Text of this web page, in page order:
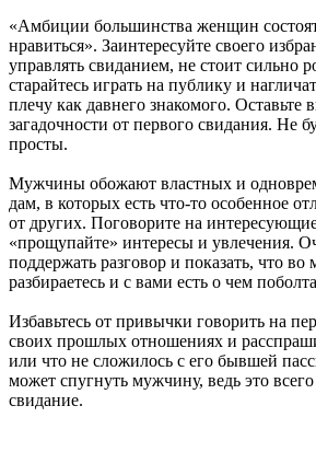
«Амбиции большинства женщин
нравиться». Заинтересуйте своего
управлять свиданием, не стоит сильно
старайтесь играть на публику и
плечу как давнего знакомого. Оставьте
загадочности от первого свидания. Не
просты.
Мужчины обожают властных и
дам, в которых есть что-то особенное
от других. Поговорите на
«прощупайте» интересы и увлечения.
поддержать разговор и показать, что
разбираетесь и с вами есть о чем
Избавьтесь от привычки говорить на
своих прошлых отношениях и
или что не сложилось с его бывшей
может спугнуть мужчину, ведь это
свидание.